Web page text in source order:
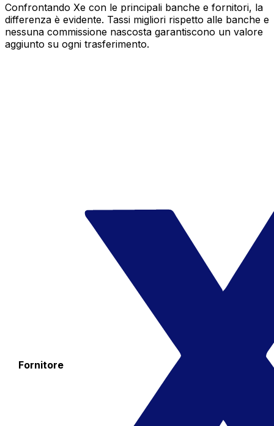
Confrontando Xe con le principali banche e fornitori, la
differenza è evidente. Tassi migliori rispetto alle banche e
nessuna commissione nascosta garantiscono un valore
aggiunto su ogni trasferimento.
Fornitore